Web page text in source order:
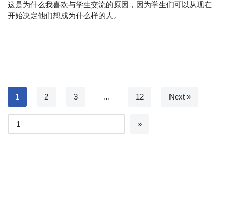
这是为什么我喜欢与学生交流的原因，因为学生们可以从现在
开始决定他们想成为什么样的人。
1 2 3 … 12 Next »